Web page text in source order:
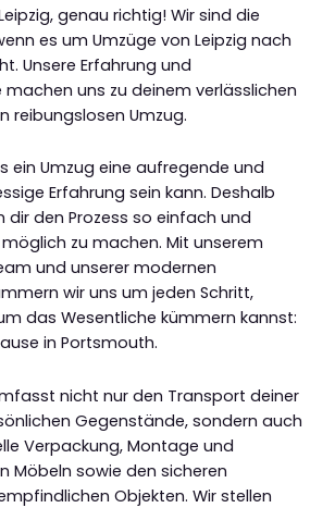
genau richtig! Wir sind die
es um Umzüge von Leipzig nach
Unsere Erfahrung und
machen uns zu deinem verlässlichen
reibungslosen Umzug.
ein Umzug eine aufregende und
Erfahrung sein kann. Deshalb
dir den Prozess so einfach und
zu machen. Mit unserem
und unserer modernen
wir uns um jeden Schritt,
das Wesentliche kümmern kannst:
in Portsmouth.
nicht nur den Transport deiner
Gegenstände, sondern auch
Verpackung, Montage und
Möbeln sowie den sicheren
Objekten. Wir stellen